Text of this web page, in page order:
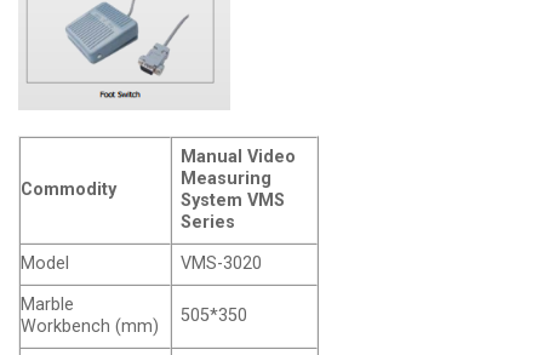
Commodity
Manual Video
Measuring
System VMS
Series
Model
VMS-3020
Marble
Workbench (mm)
505*350